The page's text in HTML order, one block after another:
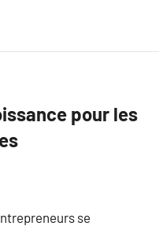
pour les
se